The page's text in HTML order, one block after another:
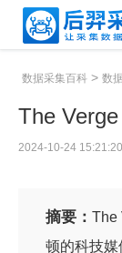
数据采集百科 > 数
The Verge
2024-10-24 15:21:20
摘要： The
顿的科技